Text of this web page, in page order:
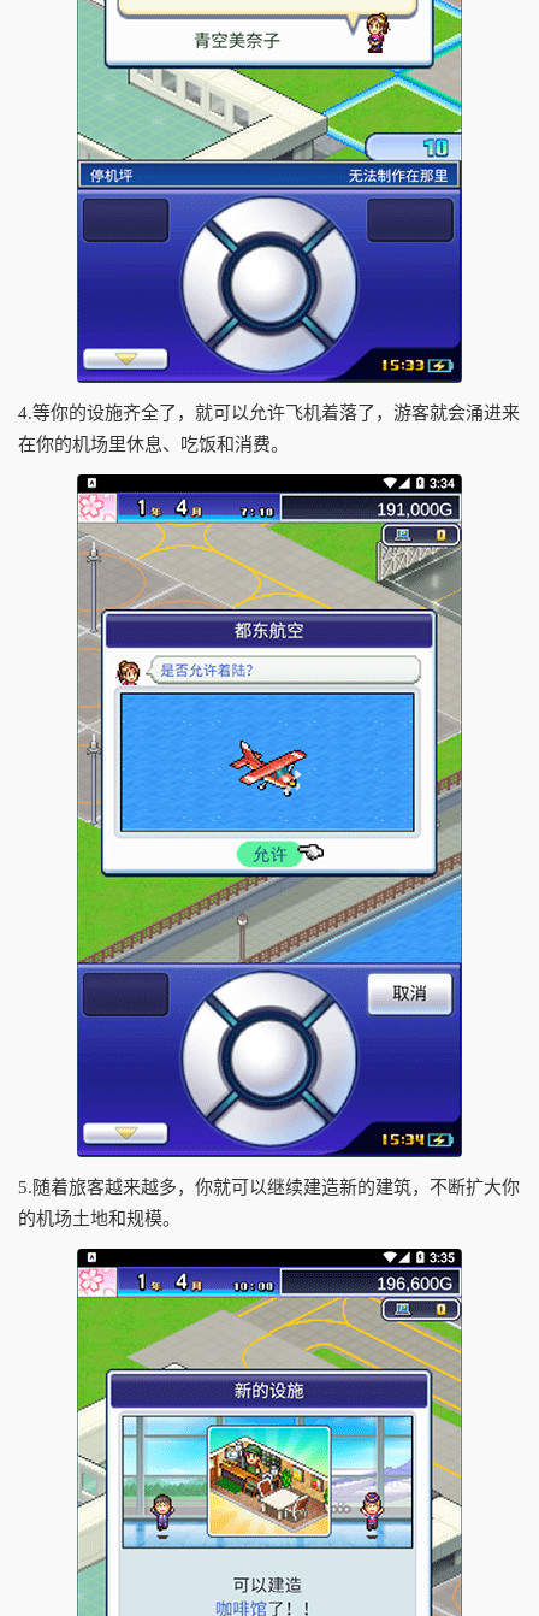
4.等你的设施齐全了，就可以允许飞机着落了，游客就会涌进来
在你的机场里休息、吃饭和消费。
5.随着旅客越来越多，你就可以继续建造新的建筑，不断扩大你
的机场土地和规模。